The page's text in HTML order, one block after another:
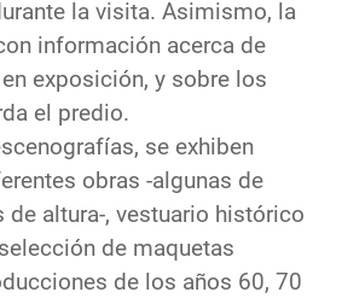
la visita. Asimismo, la
información acerca de
exposición, y sobre los
el predio.
se exhiben
obras -algunas de
de altura-, vestuario histórico
de maquetas
de los años 60, 70